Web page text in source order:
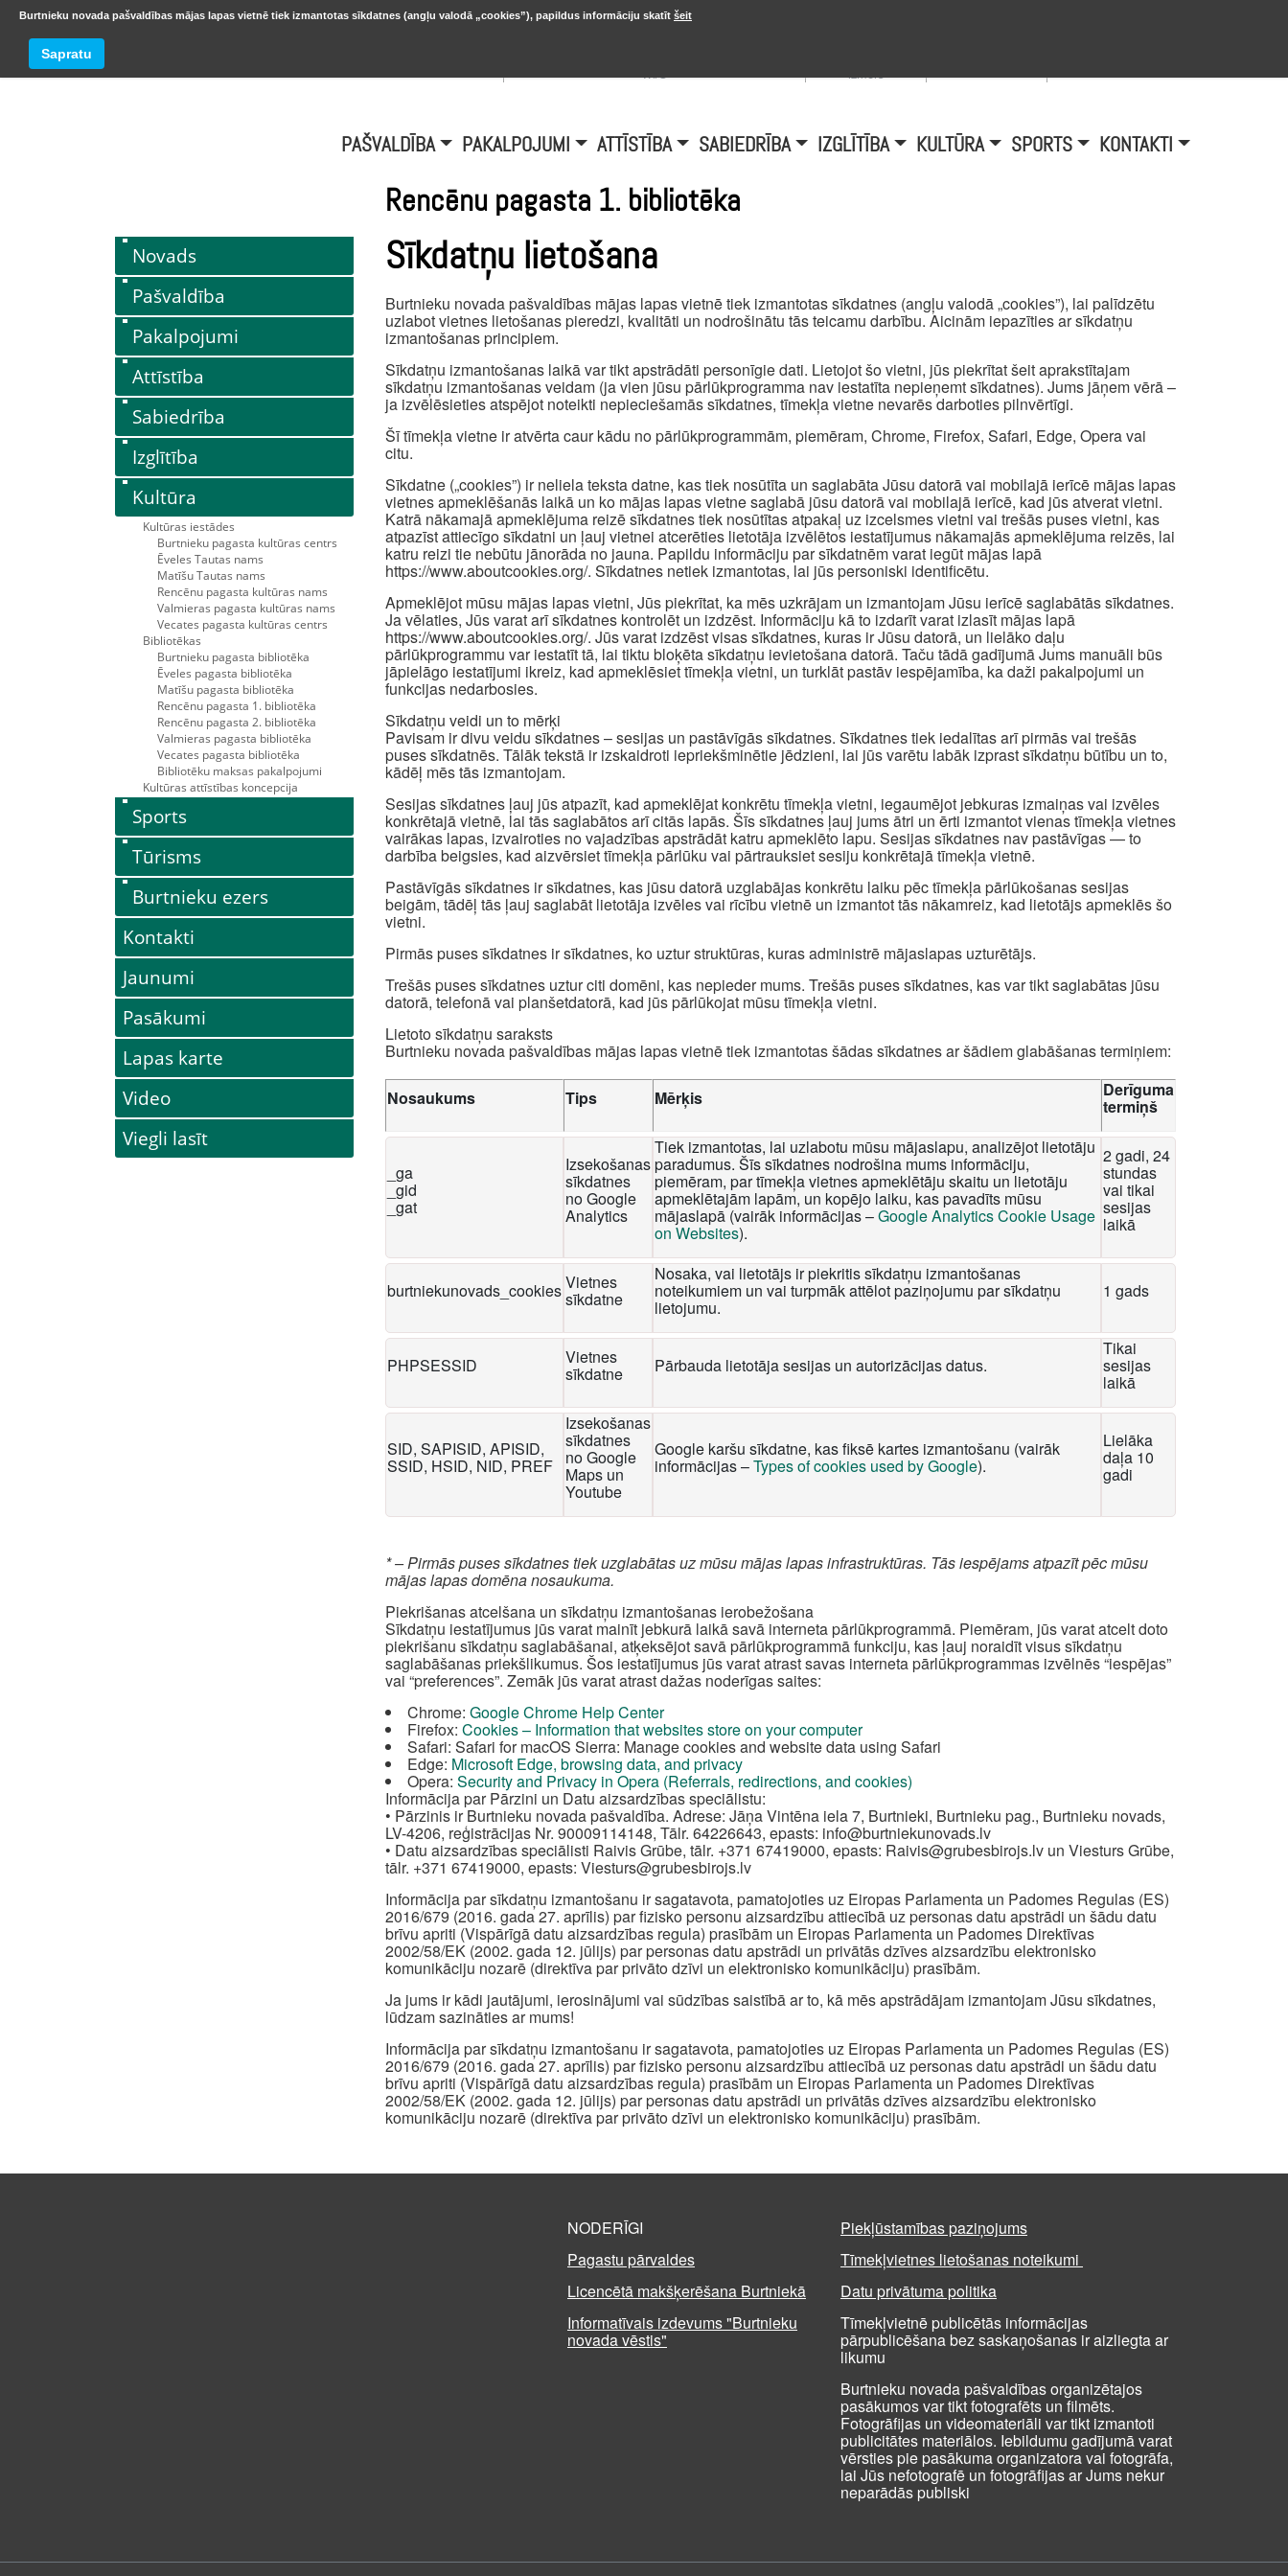
BURTNIEKU NOVADS m/s
izmērs
PAŠVALDĪBA PAKALPOJUMI ATTĪSTĪBA SABIEDRĪBA IZGLĪTĪBA KULTŪRA SPORTS KONTAKTI
Novads
Pašvaldība
Pakalpojumi
Attīstība
Sabiedrība
Izglītība
Kultūra
Kultūras iestādes
Burtnieku pagasta kultūras centrs
Ēveles Tautas nams
Matīšu Tautas nams
Rencēnu pagasta kultūras nams
Valmieras pagasta kultūras nams
Vecates pagasta kultūras centrs
Bibliotēkas
Burtnieku pagasta bibliotēka
Ēveles pagasta bibliotēka
Matīšu pagasta bibliotēka
Rencēnu pagasta 1. bibliotēka
Rencēnu pagasta 2. bibliotēka
Valmieras pagasta bibliotēka
Vecates pagasta bibliotēka
Bibliotēku maksas pakalpojumi
Kultūras attīstības koncepcija
Sports
Tūrisms
Burtnieku ezers
Kontakti
Jaunumi
Pasākumi
Lapas karte
Video
Viegli lasīt
Rencēnu pagasta 1. bibliotēka
Sīkdatņu lietošana
Burtnieku novada pašvaldības mājas lapas vietnē tiek izmantotas sīkdatnes (angļu valodā „cookies”), lai palīdzētu
uzlabot vietnes lietošanas pieredzi, kvalitāti un nodrošinātu tās teicamu darbību. Aicinām iepazīties ar sīkdatņu
izmantošanas principiem.
Sīkdatņu izmantošanas laikā var tikt apstrādāti personīgie dati. Lietojot šo vietni, jūs piekrītat šeit aprakstītajam
sīkdatņu izmantošanas veidam (ja vien jūsu pārlūkprogramma nav iestatīta nepieņemt sīkdatnes). Jums jāņem vērā –
ja izvēlēsieties atspējot noteikti nepieciešamās sīkdatnes, tīmekļa vietne nevarēs darboties pilnvērtīgi.
Šī tīmekļa vietne ir atvērta caur kādu no pārlūkprogrammām, piemēram, Chrome, Firefox, Safari, Edge, Opera vai
citu.
Sīkdatne („cookies”) ir neliela teksta datne, kas tiek nosūtīta un saglabāta Jūsu datorā vai mobilajā ierīcē mājas lapas
vietnes apmeklēšanās laikā un ko mājas lapas vietne saglabā jūsu datorā vai mobilajā ierīcē, kad jūs atverat vietni.
Katrā nākamajā apmeklējuma reizē sīkdatnes tiek nosūtītas atpakaļ uz izcelsmes vietni vai trešās puses vietni, kas
atpazīst attiecīgo sīkdatni un ļauj vietnei atcerēties lietotāja izvēlētos iestatījumus nākamajās apmeklējuma reizēs, lai
katru reizi tie nebūtu jānorāda no jauna. Papildu informāciju par sīkdatnēm varat iegūt mājas lapā
https://www.aboutcookies.org/. Sīkdatnes netiek izmantotas, lai jūs personiski identificētu.
Apmeklējot mūsu mājas lapas vietni, Jūs piekrītat, ka mēs uzkrājam un izmantojam Jūsu ierīcē saglabātās sīkdatnes.
Ja vēlaties, Jūs varat arī sīkdatnes kontrolēt un izdzēst. Informāciju kā to izdarīt varat izlasīt mājas lapā
https://www.aboutcookies.org/. Jūs varat izdzēst visas sīkdatnes, kuras ir Jūsu datorā, un lielāko daļu
pārlūkprogrammu var iestatīt tā, lai tiktu bloķēta sīkdatņu ievietošana datorā. Taču tādā gadījumā Jums manuāli būs
jāpielāgo iestatījumi ikreiz, kad apmeklēsiet tīmekļa vietni, un turklāt pastāv iespējamība, ka daži pakalpojumi un
funkcijas nedarbosies.
Sīkdatņu veidi un to mērķi
Pavisam ir divu veidu sīkdatnes – sesijas un pastāvīgās sīkdatnes. Sīkdatnes tiek iedalītas arī pirmās vai trešās
puses sīkdatnēs. Tālāk tekstā ir izskaidroti iepriekšminētie jēdzieni, lai jūs varētu labāk izprast sīkdatņu būtību un to,
kādēļ mēs tās izmantojam.
Sesijas sīkdatnes ļauj jūs atpazīt, kad apmeklējat konkrētu tīmekļa vietni, iegaumējot jebkuras izmaiņas vai izvēles
konkrētajā vietnē, lai tās saglabātos arī citās lapās. Šīs sīkdatnes ļauj jums ātri un ērti izmantot vienas tīmekļa vietnes
vairākas lapas, izvairoties no vajadzības apstrādāt katru apmeklēto lapu. Sesijas sīkdatnes nav pastāvīgas — to
darbība beigsies, kad aizvērsiet tīmekļa pārlūku vai pārtrauksiet sesiju konkrētajā tīmekļa vietnē.
Pastāvīgās sīkdatnes ir sīkdatnes, kas jūsu datorā uzglabājas konkrētu laiku pēc tīmekļa pārlūkošanas sesijas
beigām, tādēļ tās ļauj saglabāt lietotāja izvēles vai rīcību vietnē un izmantot tās nākamreiz, kad lietotājs apmeklēs šo
vietni.
Pirmās puses sīkdatnes ir sīkdatnes, ko uztur struktūras, kuras administrē mājaslapas uzturētājs.
Trešās puses sīkdatnes uztur citi domēni, kas nepieder mums. Trešās puses sīkdatnes, kas var tikt saglabātas jūsu
datorā, telefonā vai planšetdatorā, kad jūs pārlūkojat mūsu tīmekļa vietni.
Lietoto sīkdatņu saraksts
Burtnieku novada pašvaldības mājas lapas vietnē tiek izmantotas šādas sīkdatnes ar šādiem glabāšanas termiņiem:
Nosaukums Tips Mērķis Derīguma
termiņš
_ga
_gid
_gat
Izsekošanas
sīkdatnes
no Google
Analytics
Tiek izmantotas, lai uzlabotu mūsu mājaslapu, analizējot lietotāju
paradumus. Šīs sīkdatnes nodrošina mums informāciju,
piemēram, par tīmekļa vietnes apmeklētāju skaitu un lietotāju
apmeklētajām lapām, un kopējo laiku, kas pavadīts mūsu
mājaslapā (vairāk informācijas –Google Analytics Cookie Usage
on Websites).
2 gadi, 24
stundas
vai tikai
sesijas
laikā
burtniekunovads_cookiesVietnes
sīkdatne
Nosaka, vai lietotājs ir piekritis sīkdatņu izmantošanas
noteikumiem un vai turpmāk attēlot paziņojumu par sīkdatņu
lietojumu.
1 gads
PHPSESSID Vietnes
sīkdatne Pārbauda lietotāja sesijas un autorizācijas datus.
Tikai
sesijas
laikā
SID, SAPISID, APISID,
SSID, HSID, NID, PREF
Izsekošanas
sīkdatnes
no Google
Maps un
Youtube
Google karšu sīkdatne, kas fiksē kartes izmantošanu (vairāk
informācijas –Types of cookies used by Google).
Lielāka
daļa 10
gadi
* – Pirmās puses sīkdatnes tiek uzglabātas uz mūsu mājas lapas infrastruktūras. Tās iespējams atpazīt pēc mūsu
mājas lapas domēna nosaukuma.
Piekrišanas atcelšana un sīkdatņu izmantošanas ierobežošana
Sīkdatņu iestatījumus jūs varat mainīt jebkurā laikā savā interneta pārlūkprogrammā. Piemēram, jūs varat atcelt doto
piekrišanu sīkdatņu saglabāšanai, atķeksējot savā pārlūkprogrammā funkciju, kas ļauj noraidīt visus sīkdatņu
saglabāšanas priekšlikumus. Šos iestatījumus jūs varat atrast savas interneta pārlūkprogrammas izvēlnēs “iespējas”
vai “preferences”. Zemāk jūs varat atrast dažas noderīgas saites:
Chrome: Google Chrome Help Center
Firefox: Cookies – Information that websites store on your computer
Safari: Safari for macOS Sierra: Manage cookies and website data using Safari
Edge: Microsoft Edge, browsing data, and privacy
Opera: Security and Privacy in Opera (Referrals, redirections, and cookies)
Informācija par Pārzini un Datu aizsardzības speciālistu:
• Pārzinis ir Burtnieku novada pašvaldība. Adrese: Jāņa Vintēna iela 7, Burtnieki, Burtnieku pag., Burtnieku novads,
LV-4206, reģistrācijas Nr. 90009114148, Tālr. 64226643, epasts: info@burtniekunovads.lv
• Datu aizsardzības speciālisti Raivis Grūbe, tālr. +371 67419000, epasts: Raivis@grubesbirojs.lv un Viesturs Grūbe,
tālr. +371 67419000, epasts: Viesturs@grubesbirojs.lv
Informācija par sīkdatņu izmantošanu ir sagatavota, pamatojoties uz Eiropas Parlamenta un Padomes Regulas (ES)
2016/679 (2016. gada 27. aprīlis) par fizisko personu aizsardzību attiecībā uz personas datu apstrādi un šādu datu
brīvu apriti (Vispārīgā datu aizsardzības regula) prasībām un Eiropas Parlamenta un Padomes Direktīvas
2002/58/EK (2002. gada 12. jūlijs) par personas datu apstrādi un privātās dzīves aizsardzību elektronisko
komunikāciju nozarē (direktīva par privāto dzīvi un elektronisko komunikāciju) prasībām.
Ja jums ir kādi jautājumi, ierosinājumi vai sūdzības saistībā ar to, kā mēs apstrādājam izmantojam Jūsu sīkdatnes,
lūdzam sazināties ar mums!
Informācija par sīkdatņu izmantošanu ir sagatavota, pamatojoties uz Eiropas Parlamenta un Padomes Regulas (ES)
2016/679 (2016. gada 27. aprīlis) par fizisko personu aizsardzību attiecībā uz personas datu apstrādi un šādu datu
brīvu apriti (Vispārīgā datu aizsardzības regula) prasībām un Eiropas Parlamenta un Padomes Direktīvas
2002/58/EK (2002. gada 12. jūlijs) par personas datu apstrādi un privātās dzīves aizsardzību elektronisko
komunikāciju nozarē (direktīva par privāto dzīvi un elektronisko komunikāciju) prasībām.
NODERĪGI
Pagastu pārvaldes
Licencētā makšķerēšana Burtniekā
Informatīvais izdevums "Burtnieku
novada vēstis"
Piekļūstamības paziņojums
Tīmekļvietnes lietošanas noteikumi
Datu privātuma politika
Tīmekļvietnē publicētās informācijas
pārpublicēšana bez saskaņošanas ir aizliegta ar
likumu
Burtnieku novada pašvaldības organizētajos
pasākumos var tikt fotografēts un filmēts.
Fotogrāfijas un videomateriāli var tikt izmantoti
publicitātes materiālos. Iebildumu gadījumā varat
vērsties pie pasākuma organizatora vai fotogrāfa,
lai Jūs nefotografē un fotogrāfijas ar Jums nekur
neparādās publiski
Burtnieku novada pašvaldības mājas lapas vietnē tiek izmantotas sīkdatnes (angļu valodā „cookies”), papildus informāciju skatīt šeit
Sapratu